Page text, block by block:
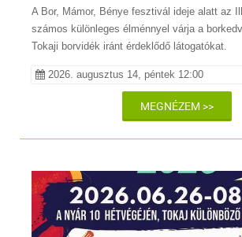
A Bor, Mámor, Bénye fesztivál ideje alatt az
számos különleges élménnyel várja a
Tokaji borvidék iránt érdeklődő látogatókat.
2026. augusztus 14, péntek 12:00
MEGNÉZEM >>